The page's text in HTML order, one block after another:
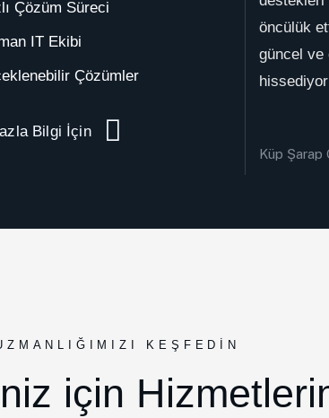
Çözüm Süreci
IT Ekibi
Çözümler
Bilgi İçin
öncülük
güncel ve
Küp Şarap
KEŞFEDIN
için